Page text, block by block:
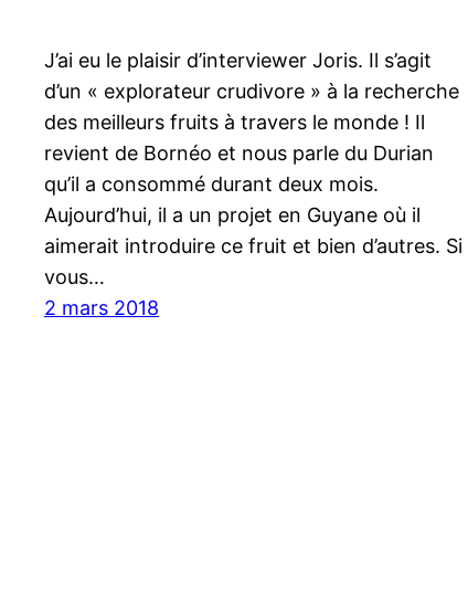
J’ai eu le plaisir d’interviewer Joris. Il s’agit
d’un « explorateur crudivore » à la recherche
des meilleurs fruits à travers le monde ! Il
revient de Bornéo et nous parle du Durian
qu’il a consommé durant deux mois.
Aujourd’hui, il a un projet en Guyane où il
aimerait introduire ce fruit et bien d’autres. Si
vous…
2 mars 2018